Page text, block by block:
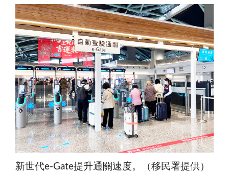
新世代e-Gate提升通關速度。（移民署提供）